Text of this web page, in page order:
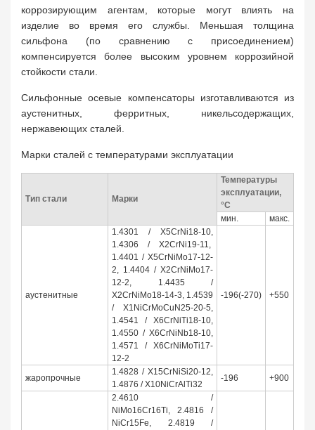
коррозирующим агентам, которые могут влиять на
изделие во время его службы. Меньшая толщина
сильфона (по сравнению с присоединением)
компенсируется более высоким уровнем коррозийной
стойкости стали.
Сильфонные осевые компенсаторы изготавливаются из
аустенитных, ферритных, никельсодержащих,
нержавеющих сталей.
Марки сталей с температурами эксплуатации
Тип стали Марки
Температуры
эксплуатации,
°C
мин.
макс.
аустенитные
1.4301 / X5CrNi18-10,
1.4306 / X2CrNi19-11,
1.4401 / X5CrNiMo17-12-
2, 1.4404 / X2CrNiMo17-
12-2, 1.4435 /
X2CrNiMo18-14-3, 1.4539
/ X1NiCrMoCuN25-20-5,
1.4541 / X6CrNiTi18-10,
1.4550 / X6CrNiNb18-10,
1.4571 / X6CrNiMoTi17-
12-2
-196(-270) +550
жаропрочные
1.4828 / X15CrNiSi20-12,
1.4876 / X10NiCrAlTi32
-196 +900
2.4610 /
NiMo16Cr16Ti, 2.4816 /
NiCr15Fe, 2.4819 /